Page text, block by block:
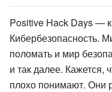
Positive Hack Days —
Кибербезопасность.
поломать и мир
и так далее. Кажется,
плохо понимают. Они